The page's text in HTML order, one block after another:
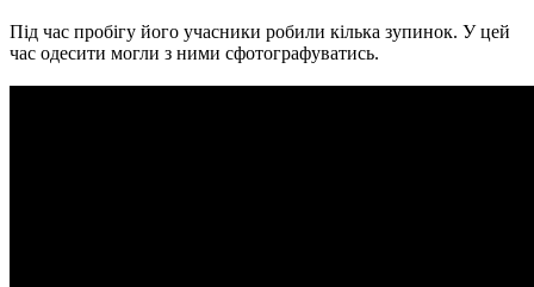
Під час пробігу його учасники робили кілька зупинок. У цей
час одесити могли з ними сфотографуватись.